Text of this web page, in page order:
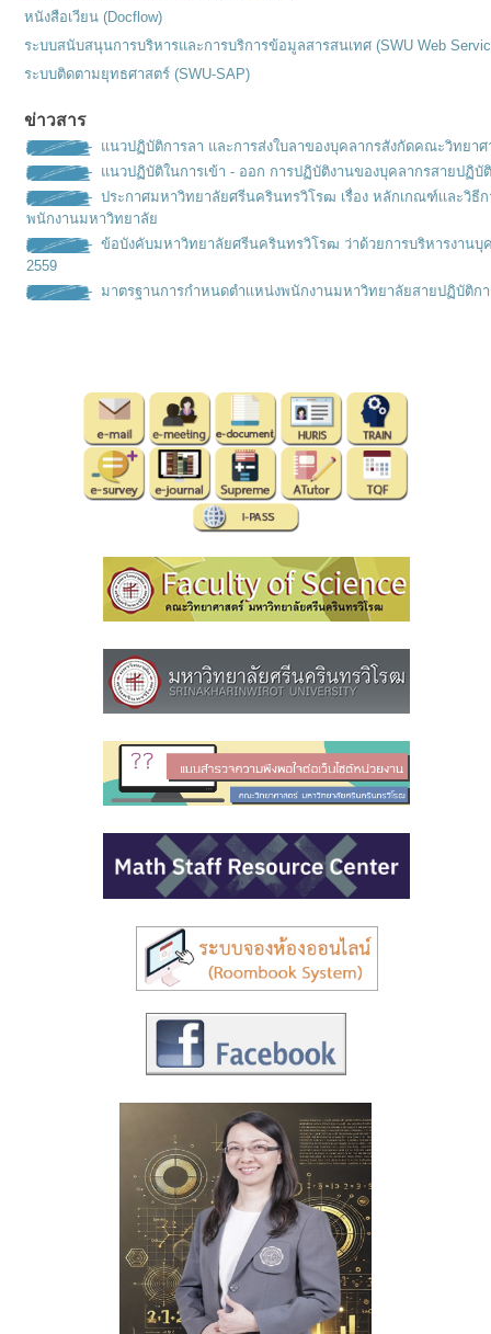
หนังสือเวียน (Docflow)
ระบบสนับสนุนการบริหารและการบริการข้อมูลสารสนเทศ (SWU Web
ระบบติดตามยุทธศาสตร์ (SWU-SAP)
ข่าวสาร
แนวปฏิบัติการลา และการส่งใบลาของบุคลากรสังกัดคณะวิทยาศ
แนวปฏิบัติในการเข้า - ออก การปฏิบัติงานของบุคลากรสายปฏิบั
ประกาศมหาวิทยาลัยศรีนครินทรวิโรฒ เรื่อง หลักเกณฑ์เเละวิธี
พนักงานมหาวิทยาลัย
ข้อบังคับมหาวิทยาลัยศรีนครินทรวิโรฒ ว่าด้วยการบริหารงาน
2559
มาตรฐานการกำหนดตำเเหน่งพนักงานมหาวิทยาลัยสายปฏิบัติก